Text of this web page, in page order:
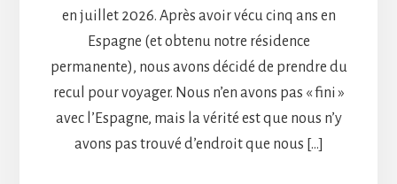
en juillet 2026. Après avoir vécu cinq ans en
Espagne (et obtenu notre résidence
permanente), nous avons décidé de prendre du
recul pour voyager. Nous n’en avons pas « fini »
avec l’Espagne, mais la vérité est que nous n’y
avons pas trouvé d’endroit que nous […]